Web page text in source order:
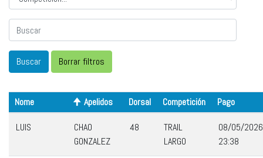
Nome Apelidos Dorsal Competición Pago
LUIS
CHAO
GONZALEZ
48
TRAIL
LARGO
08/05/2026
23:38